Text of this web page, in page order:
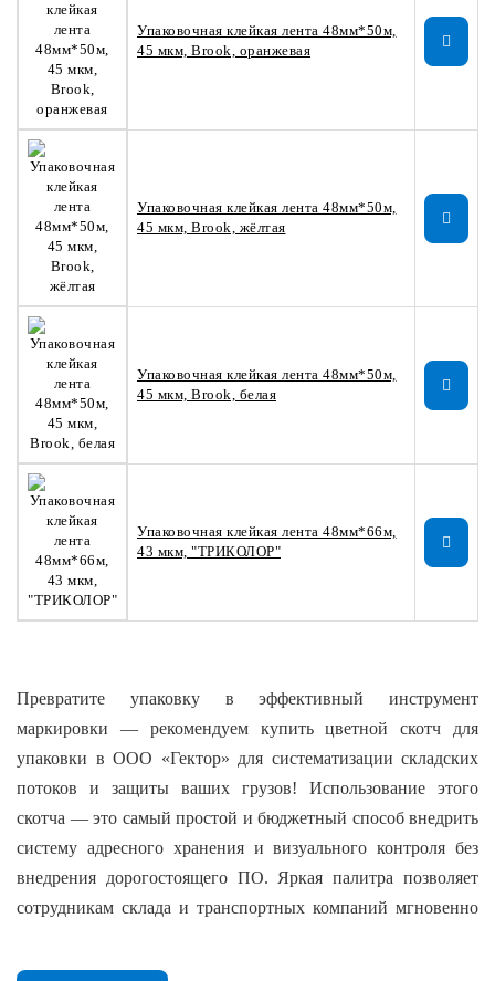
Упаковочная клейкая лента 48мм*50м,
45 мкм, Brook, оранжевая
Упаковочная клейкая лента 48мм*50м,
45 мкм, Brook, жёлтая
Упаковочная клейкая лента 48мм*50м,
45 мкм, Brook, белая
Упаковочная клейкая лента 48мм*66м,
43 мкм, "ТРИКОЛОР"
Превратите упаковку в эффективный инструмент
маркировки — рекомендуем купить цветной скотч для
упаковки в ООО «Гектор» для систематизации складских
потоков и защиты ваших грузов! Использование этого
скотча — это самый простой и бюджетный способ внедрить
систему адресного хранения и визуального контроля без
внедрения дорогостоящего ПО. Яркая палитра позволяет
сотрудникам склада и транспортных компаний мгновенно
степень хрупкости вложения даже с большого расстояния.